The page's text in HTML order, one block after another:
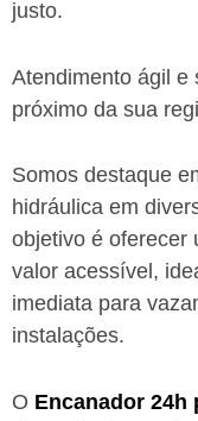
justo.
Atendimento ágil e
próximo da sua
Somos destaque
hidráulica em
objetivo é oferecer
valor acessível,
imediata para
instalações.
O Encanador 24h